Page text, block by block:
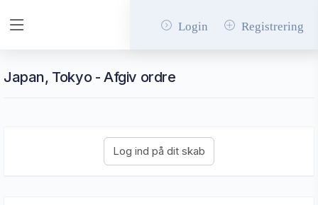
Login Registrering
Japan, Tokyo - Afgiv ordre